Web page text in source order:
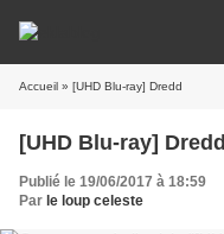
Accueil » [UHD Blu-ray] Dredd
[UHD Blu-ray] Dredd
Publié le 19/06/2017 à 18:59
Par le loup celeste